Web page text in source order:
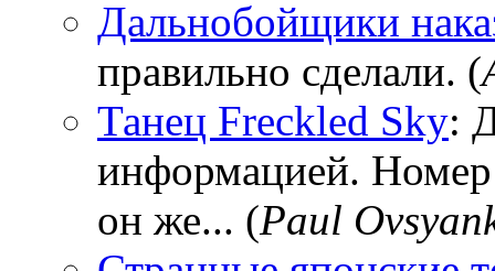
Дальнобойщики
правильно сделали. (
Танец Freckled Sky:
информацией.
он же... (Paul